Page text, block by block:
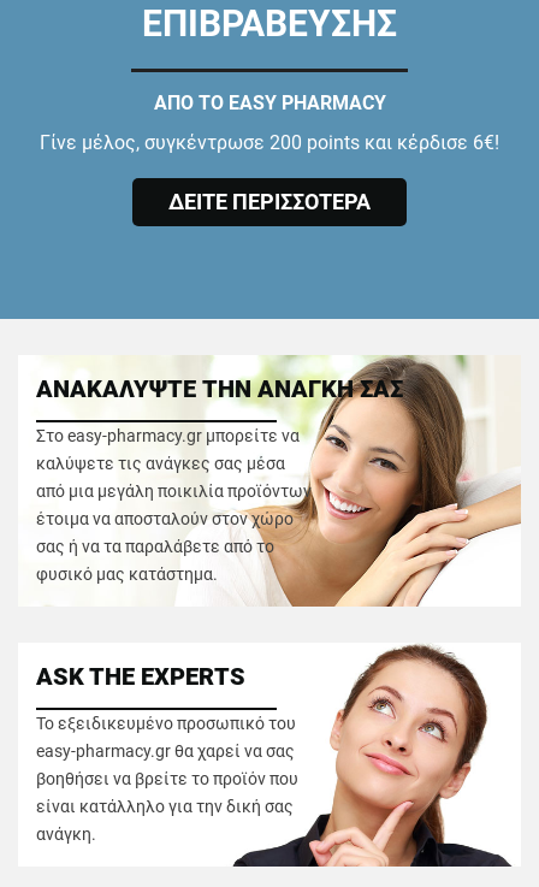
ΕΠΙΒΡΑΒΕΥΣΗΣ
ΑΠΟ ΤΟ EASY PHARMACY
Γίνε μέλος, συγκέντρωσε 200 points και κέρδισε 6€!
ΔΕΙΤΕ ΠΕΡΙΣΣΟΤΕΡΑ
ΑΝΑΚΑΛΥΨΤΕ ΤΗΝ ΑΝΑΓΚΗ ΣΑΣ
Στο easy-pharmacy.gr μπορείτε να
καλύψετε τις ανάγκες σας μέσα
από μια μεγάλη ποικιλία προϊόντων
έτοιμα να αποσταλούν στον χώρο
σας ή να τα παραλάβετε από το
φυσικό μας κατάστημα.
ASK THE EXPERTS
Το εξειδικευμένο προσωπικό του
easy-pharmacy.gr θα χαρεί να σας
βοηθήσει να βρείτε το προϊόν που
είναι κατάλληλο για την δική σας
ανάγκη.